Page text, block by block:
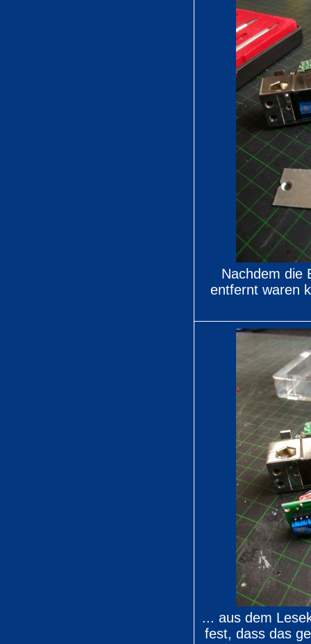
Nachdem die
entfernt waren
... aus dem
fest, dass das